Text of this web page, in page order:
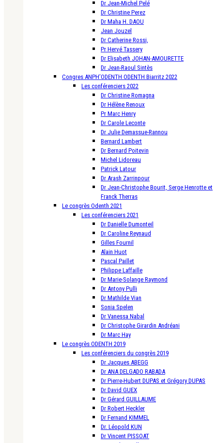
Dr Jean-Michel Pelé
Dr Christine Perez
Dr Maha H. DAOU
Jean Jouzel
Dr Catherine Rossi,
Pr Hervé Tassery
Dr Elisabeth JOHAN-AMOURETTE
Dr Jean-Raoul Sintès
Congres ANPH’ODENTH ODENTH Biarritz 2022
Les conférenciers 2022
Dr Christine Romagna
Dr Hélène Renoux
Pr Marc Henry
Dr Carole Leconte
Dr Julie Demassue-Rannou
Bernard Lambert
Dr Bernard Poitevin
Michel Lidoreau
Patrick Latour
Dr Arash Zarrinpour
Dr Jean-Christophe Bourit, Serge Henrotte et
Franck Therras
Le congrès Odenth 2021
Les conférenciers 2021
Dr Danielle Dumonteil
Dr Caroline Reynaud
Gilles Fournil
Alain Huot
Pascal Paillet
Philippe Laffaille
Dr Marie-Solange Raymond
Dr Antony Pulli
Dr Mathilde Vian
Sonia Spelen
Dr Vanessa Nabal
Dr Christophe Girardin Andréani
Dr Marc Hay
Le congrès ODENTH 2019
Les conférenciers du congrès 2019
Dr Jacques ABEGG
Dr ANA DELGADO RABADA
Dr Pierre-Hubert DUPAS et Grégory DUPAS
Dr David GUEX
Dr Gérard GUILLAUME
Dr Robert Heckler
Dr Fernand KIMMEL
Dr. Léopold KUN
Dr Vincent PISSOAT